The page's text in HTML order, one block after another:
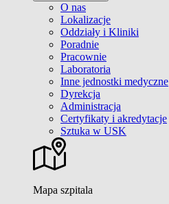
O nas
Lokalizacje
Oddziały i Kliniki
Poradnie
Pracownie
Laboratoria
Inne jednostki medyczne
Dyrekcja
Administracja
Certyfikaty i akredytacje
Sztuka w USK
Mapa szpitala